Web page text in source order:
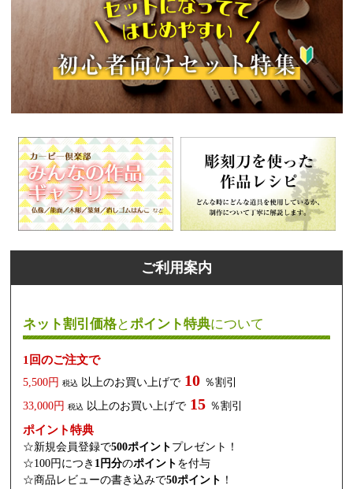
ご利用案内
ネット割引価格とポイント特典について
1回のご注文で
5,500円 税込 以上のお買い上げで 10 ％割引
33,000円 税込 以上のお買い上げで 15 ％割引
ポイント特典
☆新規会員登録で500ポイント プレゼント！
☆100円につき 1円分のポイント を付与
☆商品レビューの書き込みで50ポイント ！